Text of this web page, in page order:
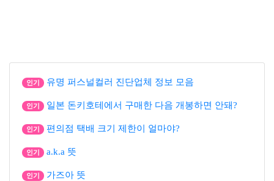
인기 유명 퍼스널컬러 진단업체 정보 모음
인기 일본 돈키호테에서 구매한 다음 개봉하면 안돼?
인기 편의점 택배 크기 제한이 얼마야?
인기 a.k.a 뜻
인기 가즈아 뜻